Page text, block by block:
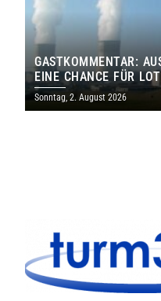
GASTKOMMENTAR:
EINE CHANCE FÜR
SAARLAND
Sonntag, 2. August 2026